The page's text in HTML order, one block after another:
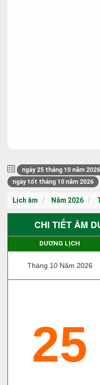
ngày 25 tháng 10 năm 2026
ngày tốt tháng 10 năm 2026
Lịch âm Năm 2026
CHI TIẾT ÂM
DƯƠNG LỊCH
Tháng 10 Năm 2026
25